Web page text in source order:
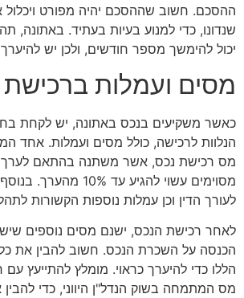
ההסכם. חשוב שההסכם יהיה מפורט
שנדונו, כדי למנוע בעיות בעתיד. באתונה,
יכול להימשך מספר חודשים, ולכן יש
מסים ועמלות
כאשר משקיעים בנכס באתונה, יש לקחת
הנלוות לרכישה, כולל מסים ועמלות. אחד
מס רכישת נכס, אשר משתנה בהתאם לערך
מסוימים עשוי להגיע עד
לעורך הדין וכן עמלות נוספות הקשורות
לאחר רכישת הנכס, ישנם מסים נוספים
הכנסה על השכרת הנכס. חשוב להבין את כל
הללו כדי להיערך כראוי. מומלץ להתייעץ עם
מס המתמחה בשוק הנדל"ן היווני, כדי